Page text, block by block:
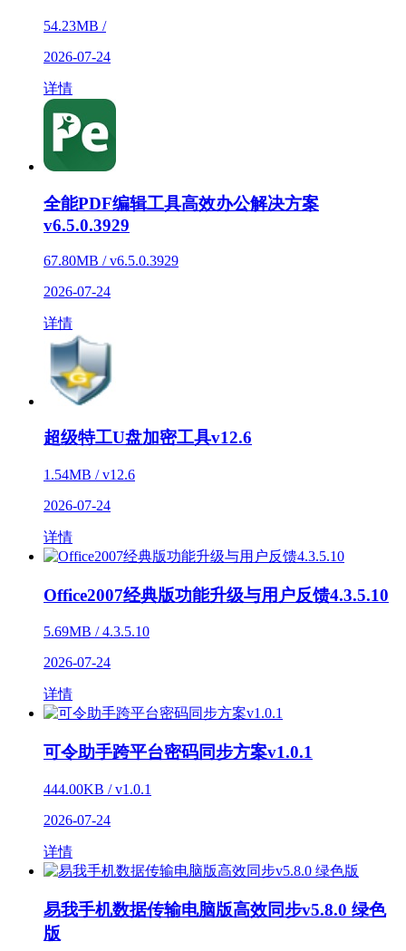
54.23MB /
2026-07-24
详情
全能PDF编辑工具高效办公解决方案
v6.5.0.3929
67.80MB / v6.5.0.3929
2026-07-24
详情
超级特工U盘加密工具v12.6
1.54MB / v12.6
2026-07-24
详情
Office2007经典版功能升级与用户反馈4.3.5.10
5.69MB / 4.3.5.10
2026-07-24
详情
可令助手跨平台密码同步方案v1.0.1
444.00KB / v1.0.1
2026-07-24
详情
易我手机数据传输电脑版高效同步v5.8.0 绿色
版